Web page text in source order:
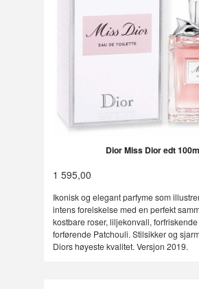
Dior Miss Dior edt
1 595,00
Ikonisk og elegant parfyme som
intens forelskelse med en perfekt
kostbare roser, liljekonvall,
forførende Patchouli. Stilsikker og
Diors høyeste kvalitet. Versjon 2019.